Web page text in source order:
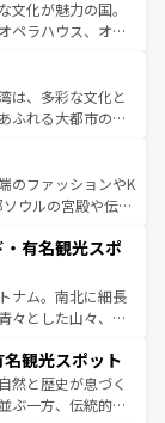
。
はじめ、豊かな
ピリット」と呼ば
ンミュージッ
ハワイの魅力を彩
が待っているハ
文化が魅力の国。
ペラハウス、オー
（エアーズロッ
ンズの熱帯雨林な
やワイン、オージ
ーフィンやダイ
きにはたまらな
に味わいつくそ
は、多彩な文化と
ふれる大都市の台
ど、都市の喧騒
人に新しい発見と
台湾の食文化も魅
エティ豊かな料理
のファッションやK
ウルの宮殿や伝統
美を楽しむことが
トリートフード
。夜には、韓国な
たたかいホスピタ
韓国情報はコンテンツ一
有名観光スポ
ナム。南北に細長
々とした山々、世
の古い町並みやホ
、独特の雰囲気を
かさとおいしさで
観光スポット
然と歴史が息づく
ぶ一方、伝統的な